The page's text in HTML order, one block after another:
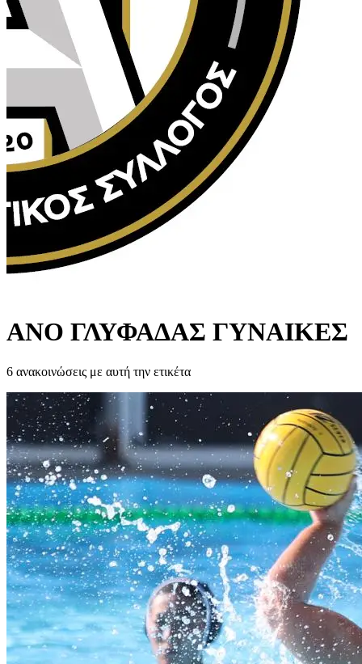
ΑΝΟ ΓΛΥΦΑΔΑΣ ΓΥΝΑΙΚΕΣ
6 ανακοινώσεις με αυτή την ετικέτα